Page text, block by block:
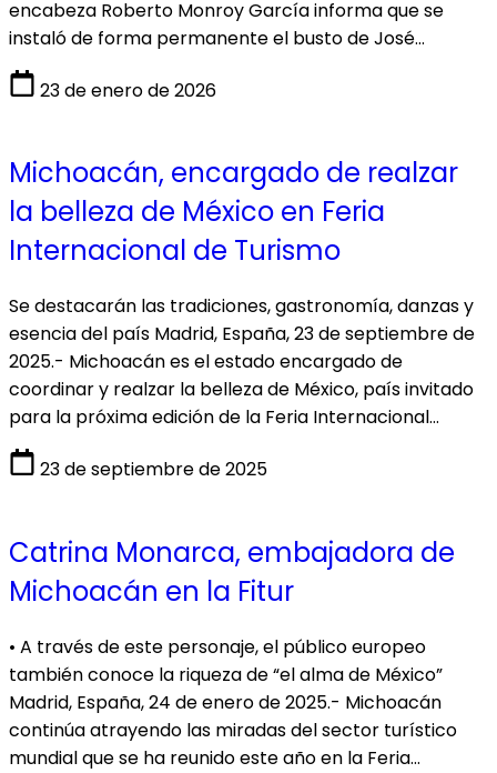
encabeza Roberto Monroy García informa que se
instaló de forma permanente el busto de José…
23 de enero de 2026
Michoacán, encargado de realzar
la belleza de México en Feria
Internacional de Turismo
Se destacarán las tradiciones, gastronomía, danzas y
esencia del país Madrid, España, 23 de septiembre de
2025.- Michoacán es el estado encargado de
coordinar y realzar la belleza de México, país invitado
para la próxima edición de la Feria Internacional…
23 de septiembre de 2025
Catrina Monarca, embajadora de
Michoacán en la Fitur
• A través de este personaje, el público europeo
también conoce la riqueza de “el alma de México”
Madrid, España, 24 de enero de 2025.- Michoacán
continúa atrayendo las miradas del sector turístico
mundial que se ha reunido este año en la Feria…